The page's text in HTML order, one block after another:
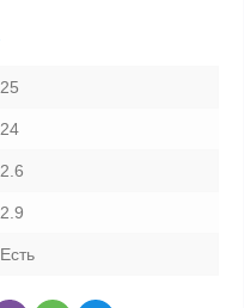
25
24
2.6
2.9
Есть